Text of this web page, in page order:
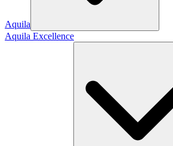
Aquila
Aquila Excellence